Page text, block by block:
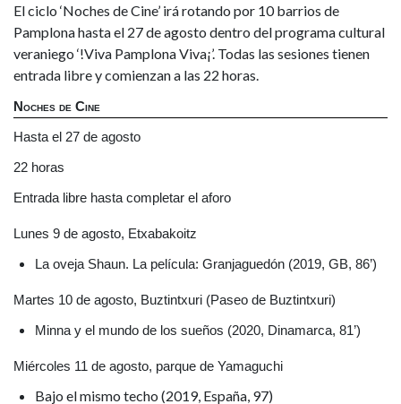
El ciclo ‘Noches de Cine’ irá rotando por 10 barrios de
Pamplona hasta el 27 de agosto dentro del programa cultural
veraniego ‘!Viva Pamplona Viva¡’. Todas las sesiones tienen
entrada libre y comienzan a las 22 horas.
Noches de Cine
Hasta el 27 de agosto
22 horas
Entrada libre hasta completar el aforo
Lunes 9 de agosto, Etxabakoitz
La oveja Shaun. La película: Granjaguedón (2019, GB, 86’)
Martes 10 de agosto, Buztintxuri (Paseo de Buztintxuri)
Minna y el mundo de los sueños (2020, Dinamarca, 81’)
Miércoles 11 de agosto, parque de Yamaguchi
Bajo el mismo techo (2019, España, 97)